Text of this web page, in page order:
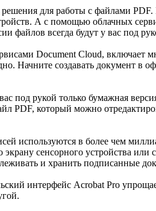
для работы с файлами
А с помощью облачных
всегда будут у вас под
Document Cloud, включает
Начните создавать документ в
под рукой только бумажная
PDF, который можно
используются в более чем
сенсорного устройства или
и хранить подписанные
интерфейс Acrobat Pro